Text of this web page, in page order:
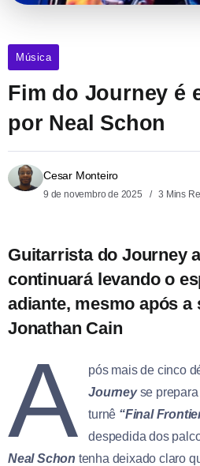
Música
Fim do Journey é
por Neal Schon
Cesar Monteiro
9 de novembro de 2025 3 Mins
Guitarrista do Journey
continuará levando o
adiante, mesmo após a
Jonathan Cain
A
pós mais de cinco
Journeyse prepara
turnê “Final
despedida dos
Neal Schon tenha deixado claro